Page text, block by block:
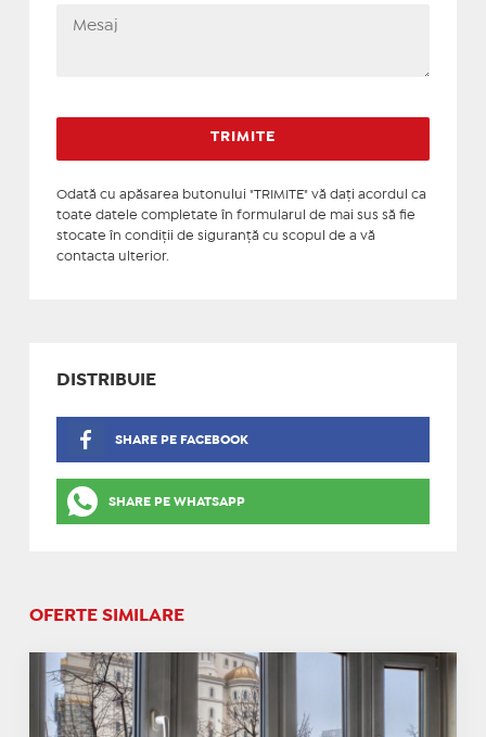
Odată cu apăsarea butonului "TRIMITE" vă daţi acordul ca
toate datele completate în formularul de mai sus să fie
stocate în condiţii de siguranţă cu scopul de a vă
contacta ulterior.
DISTRIBUIE
SHARE PE FACEBOOK
SHARE PE WHATSAPP
OFERTE SIMILARE